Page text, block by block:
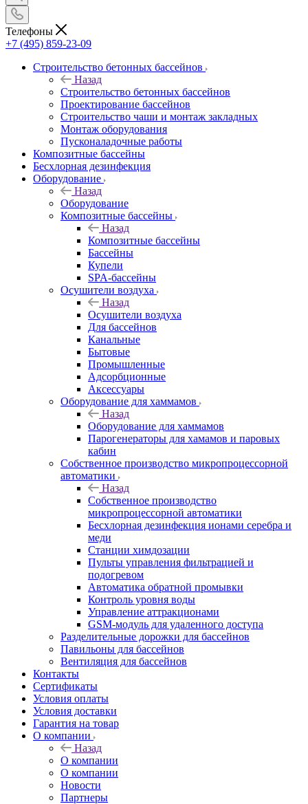
Телефоны
+7 (495) 859-23-09
Строительство бетонных бассейнов
Назад
Строительство бетонных бассейнов
Проектирование бассейнов
Строительство чаши и монтаж закладных
Монтаж оборудования
Пусконаладочные работы
Композитные бассейны
Бесхлорная дезинфекция
Оборудование
Назад
Оборудование
Композитные бассейны
Назад
Композитные бассейны
Бассейны
Купели
SPA-бассейны
Осушители воздуха
Назад
Осушители воздуха
Для бассейнов
Канальные
Бытовые
Промышленные
Адсорбционные
Аксессуары
Оборудование для хаммамов
Назад
Оборудование для хаммамов
Парогенераторы для хамамов и паровых
кабин
Собственное производство микропроцессорной
автоматики
Назад
Собственное производство
микропроцессорной автоматики
Беcхлорная дезинфекция ионами серебра и
меди
Станции химдозации
Пульты управления фильтрацией и
подогревом
Автоматика обратной промывки
Контроль уровня воды
Управление аттракционами
GSM-модуль для удаленного доступа
Разделительные дорожки для бассейнов
Павильоны для бассейнов
Вентиляция для бассейнов
Контакты
Сертификаты
Условия оплаты
Условия доставки
Гарантия на товар
О компании
Назад
О компании
О компании
Новости
Партнеры